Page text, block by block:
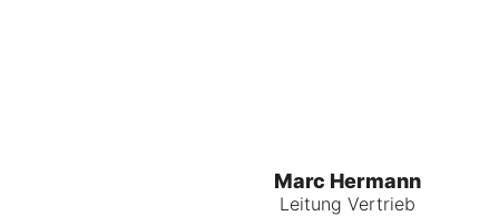
Marc Hermann
Leitung Vertrieb